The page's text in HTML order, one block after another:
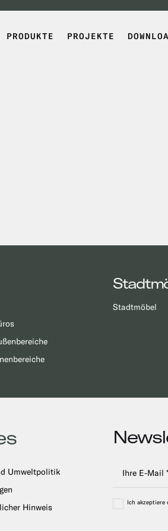
PRODUKTE PROJEKTE
Stadtmöbel
Umweltpolitik
Hinweis Ich